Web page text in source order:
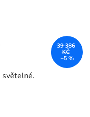
světelné.
39 386
KČ
–5 %